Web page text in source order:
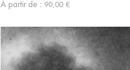
À partir de : 90,00 €